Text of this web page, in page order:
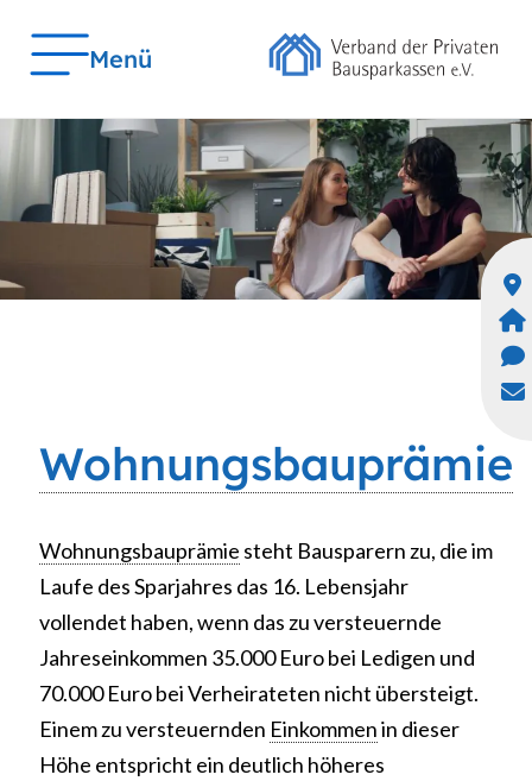
Menü
Wohnungsbauprämie
Wohnungsbauprämie steht Bausparern zu, die im
Laufe des Sparjahres das 16. Lebensjahr
vollendet haben, wenn das zu versteuernde
Jahreseinkommen 35.000 Euro bei Ledigen und
70.000 Euro bei Verheirateten nicht übersteigt.
Einem zu versteuernden Einkommenin dieser
Höhe entspricht ein deutlich höheres